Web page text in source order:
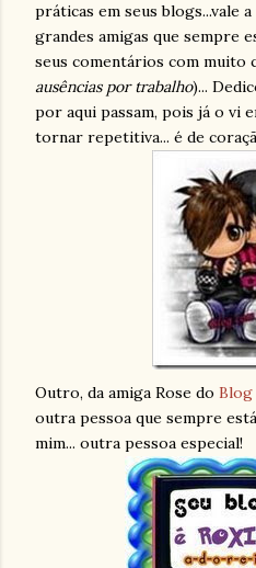
práticas em seus blogs...vale
grandes amigas que sempre
seus comentários com muito
ausências por trabalho)...
por aqui passam, pois já o vi
tornar repetitiva... é de
Outro, da amiga Rose do Blog
outra pessoa que sempre
mim... outra pessoa especial!